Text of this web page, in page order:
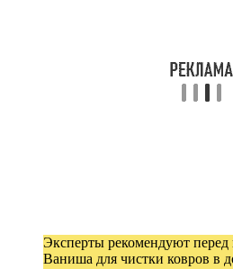
Эксперты рекомендуют перед
Ваниша для чистки ковров в